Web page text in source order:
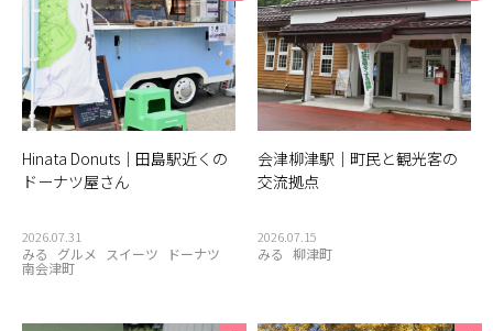
Hinata Donuts｜田島駅近くの
ドーナツ屋さん
2026.07.31
みる グルメ スイーツ ドーナツ
南会津町
会津柳津駅｜町民と観光客の
交流拠点
2026.07.15
みる 柳津町